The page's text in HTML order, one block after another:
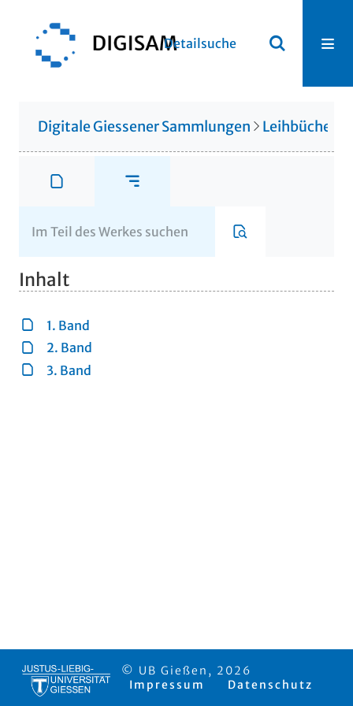
Detailsuche
Digitale Giessener Sammlungen
Inhalt
1. Band
2. Band
3. Band
© UB Gießen, 2026
Impressum
Datenschutz